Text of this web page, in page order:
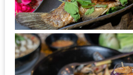
เกิน
300
บาท